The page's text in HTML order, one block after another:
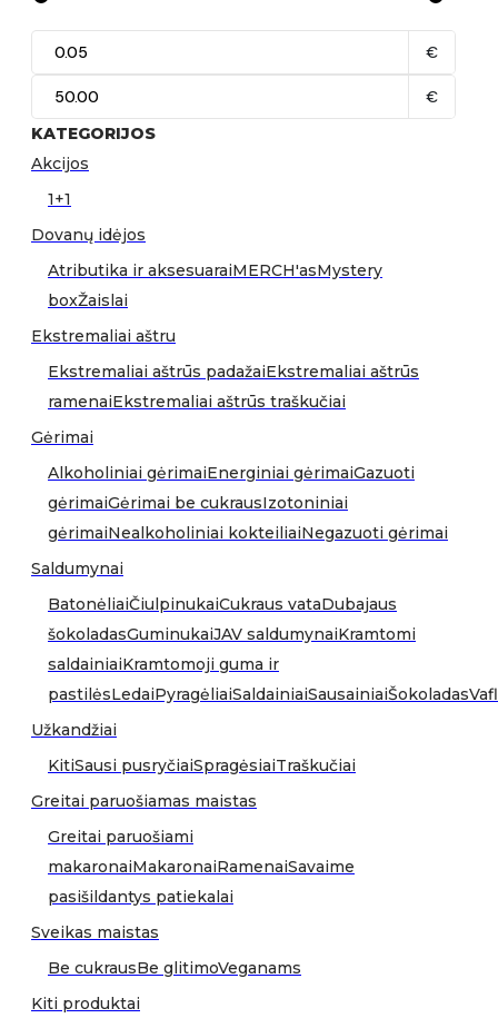
€
€
KATEGORIJOS
Akcijos
1+1
Dovanų idėjos
Atributika ir aksesuaraiMERCH'asMystery
boxŽaislai
Ekstremaliai aštru
Ekstremaliai aštrūs padažaiEkstremaliai aštrūs
ramenaiEkstremaliai aštrūs traškučiai
Gėrimai
Alkoholiniai gėrimaiEnerginiai gėrimaiGazuoti
gėrimaiGėrimai be cukrausIzotoniniai
gėrimaiNealkoholiniai kokteiliaiNegazuoti gėrimai
Saldumynai
BatonėliaiČiulpinukaiCukraus vataDubajaus
šokoladasGuminukaiJAV saldumynaiKramtomi
saldainiaiKramtomoji guma ir
pastilėsLedaiPyragėliaiSaldainiaiSausainiaiŠokoladas
Užkandžiai
KitiSausi pusryčiaiSpragėsiaiTraškučiai
Greitai paruošiamas maistas
Greitai paruošiami
makaronaiMakaronaiRamenaiSavaime
pasišildantys patiekalai
Sveikas maistas
Be cukrausBe glitimoVeganams
Kiti produktai